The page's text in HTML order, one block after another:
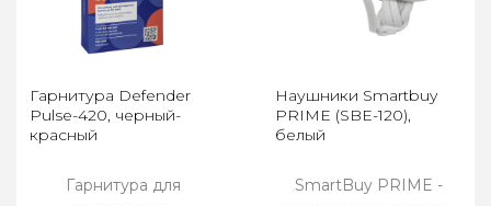
Гарнитура Defender
Pulse-420, черный-
красный
Гарнитура для
Наушники Smartbuy
PRIME (SBE-120),
белый
SmartBuy PRIME -